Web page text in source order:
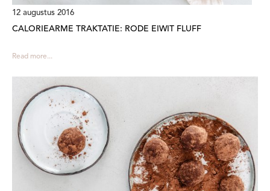
12 augustus 2016
CALORIEARME TRAKTATIE: RODE EIWIT FLUFF
Read more...